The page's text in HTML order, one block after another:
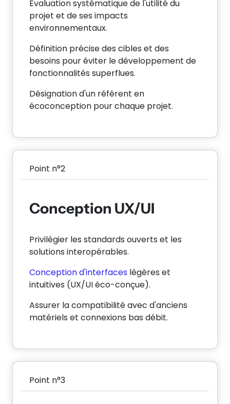
Évaluation systématique de l'utilité du
projet et de ses impacts
environnementaux.
Définition précise des cibles et des
besoins pour éviter le développement de
fonctionnalités superflues.
Désignation d'un référent en
écoconception pour chaque projet.
Point n°2
Conception UX/UI
Privilégier les standards ouverts et les
solutions interopérables.
Conception d'interfaces légères et
intuitives (UX/UI éco-conçue).
Assurer la compatibilité avec d'anciens
matériels et connexions bas débit.
Point n°3